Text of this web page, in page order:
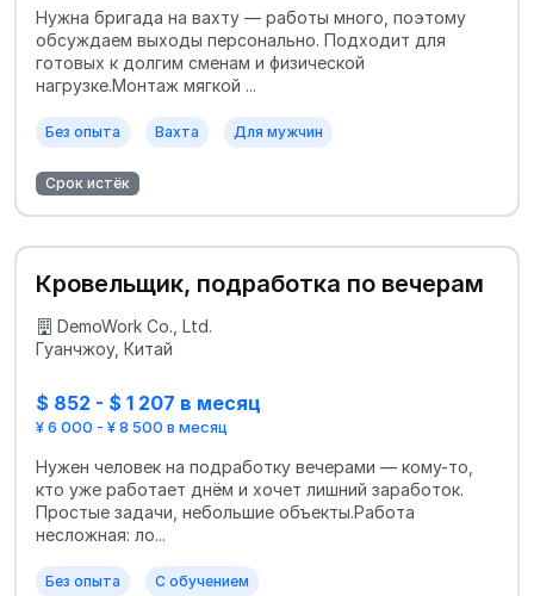
Нужна бригада на вахту — работы много, поэтому
обсуждаем выходы персонально. Подходит для
готовых к долгим сменам и физической
нагрузке.Монтаж мягкой ...
Без опыта Вахта Для мужчин
Срок истёк
Кровельщик, подработка по вечерам
DemoWork Co., Ltd.
Гуанчжоу, Китай
$ 852 - $ 1 207 в месяц
¥ 6 000 - ¥ 8 500 в месяц
Нужен человек на подработку вечерами — кому-то,
кто уже работает днём и хочет лишний заработок.
Простые задачи, небольшие объекты.Работа
несложная: ло...
Без опыта С обучением